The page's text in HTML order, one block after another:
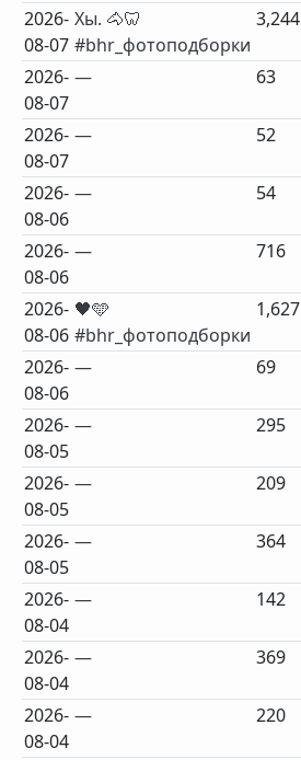
2026-
08-07
Хы. 🐴🦷
#bhr_фотоподборки
3,244
2026-
08-07
— 63
2026-
08-07
— 52
2026-
08-06
— 54
2026-
08-06
— 716
2026-
08-06
🖤🩵
#bhr_фотоподборки
1,627
2026-
08-06
— 69
2026-
08-05
— 295
2026-
08-05
— 209
2026-
08-05
— 364
2026-
08-04
— 142
2026-
08-04
— 369
2026-
08-04
— 220